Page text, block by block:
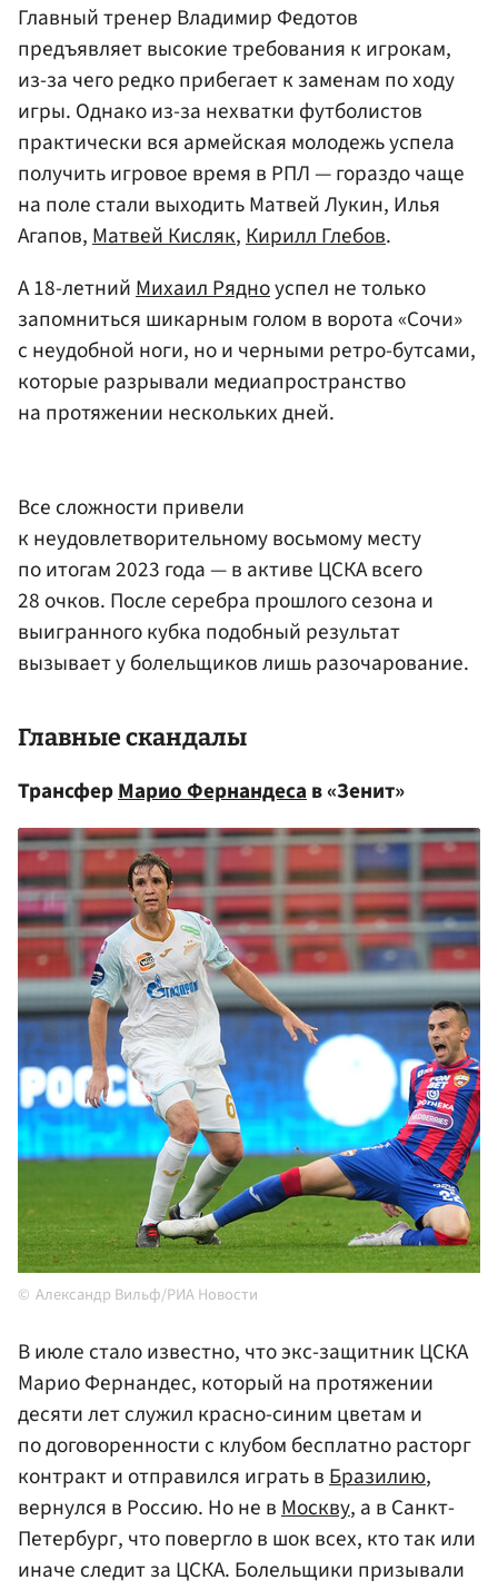
Главный тренер Владимир Федотов
предъявляет высокие требования к игрокам,
из-за чего редко прибегает к заменам по ходу
игры. Однако из-за нехватки футболистов
практически вся армейская молодежь успела
получить игровое время в РПЛ — гораздо чаще
на поле стали выходить Матвей Лукин, Илья
Агапов, Матвей Кисляк, Кирилл Глебов.
А 18-летнийМихаил Рядноуспел не только
запомниться шикарным голом в ворота «Сочи»
с неудобной ноги, но и черными ретро-бутсами,
которые разрывали медиапространство
на протяжении нескольких дней.
Все сложности привели
к неудовлетворительному восьмому месту
по итогам 2023 года — в активе ЦСКА всего
28 очков. После серебра прошлого сезона и
выигранного кубка подобный результат
вызывает у болельщиков лишь разочарование.
Главные скандалы
ТрансферМарио Фернандесав «Зенит»
Александр Вильф/РИА Новости
В июле стало известно, что экс-защитник ЦСКА
Марио Фернандес, который на протяжении
десяти лет служил красно-синим цветам и
по договоренности с клубом бесплатно расторг
контракт и отправился играть вБразилию,
вернулся в Россию. Но не вМоскву, а в Санкт-
Петербург, что повергло в шок всех, кто так или
иначе следит за ЦСКА. Болельщики призывали